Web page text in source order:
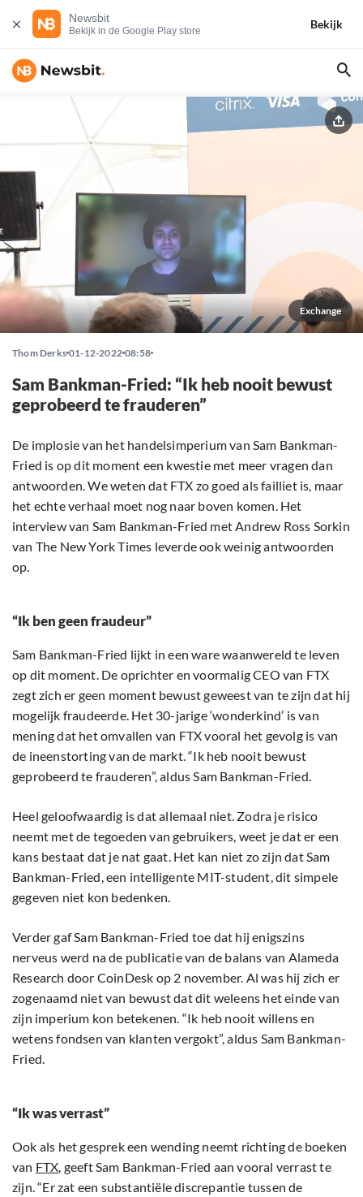
Newsbit
Bekijk in de Google Play store
Bekijk
Exchange
Thom Derks 01-12-2022 08:58
Sam Bankman-Fried: “Ik heb nooit bewust
geprobeerd te frauderen”
De implosie van het handelsimperium van Sam Bankman-
Fried is op dit moment een kwestie met meer vragen dan
antwoorden. We weten dat FTX zo goed als failliet is, maar
het echte verhaal moet nog naar boven komen. Het
interview van Sam Bankman-Fried met Andrew Ross Sorkin
van The New York Times leverde ook weinig antwoorden
op.
“Ik ben geen fraudeur”
Sam Bankman-Fried lijkt in een ware waanwereld te leven
op dit moment. De oprichter en voormalig CEO van FTX
zegt zich er geen moment bewust geweest van te zijn dat hij
mogelijk fraudeerde. Het 30-jarige ‘wonderkind’ is van
mening dat het omvallen van FTX vooral het gevolg is van
de ineenstorting van de markt. “Ik heb nooit bewust
geprobeerd te frauderen”, aldus Sam Bankman-Fried.
Heel geloofwaardig is dat allemaal niet. Zodra je risico
neemt met de tegoeden van gebruikers, weet je dat er een
kans bestaat dat je nat gaat. Het kan niet zo zijn dat Sam
Bankman-Fried, een intelligente MIT-student, dit simpele
gegeven niet kon bedenken.
Verder gaf Sam Bankman-Fried toe dat hij enigszins
nerveus werd na de publicatie van de balans van Alameda
Research door CoinDesk op 2 november. Al was hij zich er
zogenaamd niet van bewust dat dit weleens het einde van
zijn imperium kon betekenen. “Ik heb nooit willens en
wetens fondsen van klanten vergokt”, aldus Sam Bankman-
Fried.
“Ik was verrast”
Ook als het gesprek een wending neemt richting de boeken
van FTX, geeft Sam Bankman-Fried aan vooral verrast te
zijn. “Er zat een substantiële discrepantie tussen de